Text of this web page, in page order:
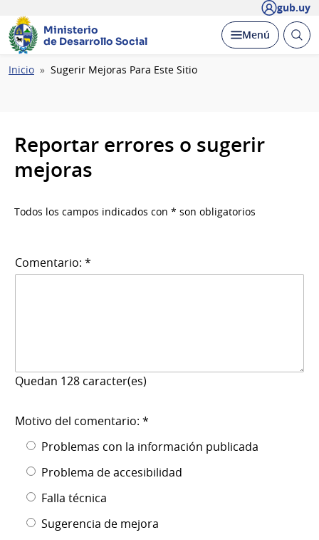
gub.uy
Ministerio
de Desarrollo Social
Desplegar
Menú Abrir
Ruta
Inicio Sugerir Mejoras Para Este Sitio
Reportar errores o sugerir
mejoras
Todos los campos indicados con * son obligatorios
Comentario: *
Quedan 128 caracter(es)
Motivo del comentario: *
Problemas con la información publicada
Problema de accesibilidad
Falla técnica
Sugerencia de mejora